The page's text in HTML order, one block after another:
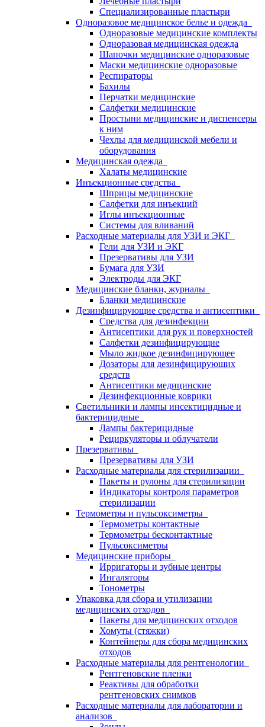
Специализированные пластыри
Одноразовое медицинское белье и одежда
Одноразовые медицинские комплекты
Одноразовая медицинская одежда
Шапочки медицинские одноразовые
Маски медицинские одноразовые
Респираторы
Бахилы
Перчатки медицинские
Салфетки медицинские
Простыни медицинские и диспенсеры
к ним
Чехлы для медицинской мебели и
оборудования
Медицинская одежда
Халаты медицинские
Инъекционные средства
Шприцы медицинские
Салфетки для инъекций
Иглы инъекционные
Системы для вливаний
Расходные материалы для УЗИ и ЭКГ
Гели для УЗИ и ЭКГ
Презервативы для УЗИ
Бумага для УЗИ
Электроды для ЭКГ
Медицинские бланки, журналы
Бланки медицинские
Дезинфицирующие средства и антисептики
Средства для дезинфекции
Антисептики для рук и поверхностей
Салфетки дезинфицирующие
Мыло жидкое дезинфицирующее
Дозаторы для дезинфицирующих
средств
Антисептики медицинские
Дезинфекционные коврики
Светильники и лампы инсектицидные и
бактерицидные
Лампы бактерицидные
Рециркуляторы и облучатели
Презервативы
Презервативы для УЗИ
Расходные материалы для стерилизации
Пакеты и рулоны для стерилизации
Индикаторы контроля параметров
стерилизации
Термометры и пульсоксиметры
Термометры контактные
Термометры бесконтактные
Пульсоксиметры
Медицинские приборы
Ирригаторы и зубные центры
Ингаляторы
Тонометры
Упаковка для сбора и утилизации
медицинских отходов
Пакеты для медицинских отходов
Хомуты (стяжки)
Контейнеры для сбора медицинских
отходов
Расходные материалы для рентгенологии
Рентгеновские пленки
Реактивы для обработки
рентгеновских снимков
Расходные материалы для лаборатории и
анализов